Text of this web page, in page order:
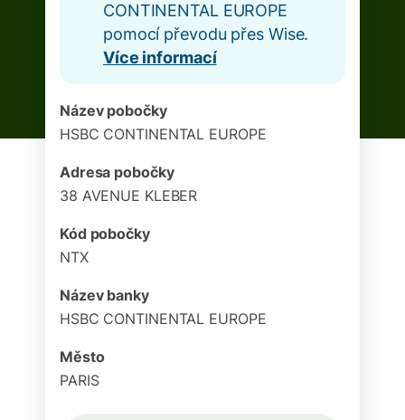
CONTINENTAL EUROPE
pomocí převodu přes Wise.
Více informací
Název pobočky
HSBC CONTINENTAL EUROPE
Adresa pobočky
38 AVENUE KLEBER
Kód pobočky
NTX
Název banky
HSBC CONTINENTAL EUROPE
Město
PARIS